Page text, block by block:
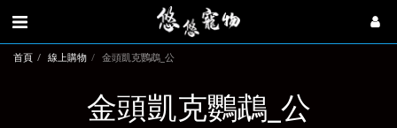
首頁 線上購物 金頭凱克鸚鵡_公
金頭凱克鸚鵡_公